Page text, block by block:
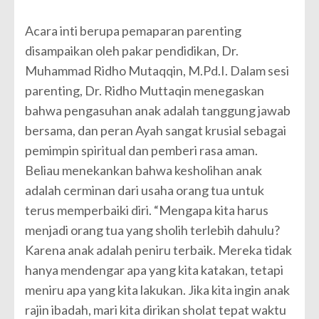
Acara inti berupa pemaparan parenting
disampaikan oleh pakar pendidikan, Dr.
Muhammad Ridho Mutaqqin, M.Pd.I. Dalam sesi
parenting, Dr. Ridho Muttaqin menegaskan
bahwa pengasuhan anak adalah tanggung jawab
bersama, dan peran Ayah sangat krusial sebagai
pemimpin spiritual dan pemberi rasa aman.
Beliau menekankan bahwa kesholihan anak
adalah cerminan dari usaha orang tua untuk
terus memperbaiki diri. “Mengapa kita harus
menjadi orang tua yang sholih terlebih dahulu?
Karena anak adalah peniru terbaik. Mereka tidak
hanya mendengar apa yang kita katakan, tetapi
meniru apa yang kita lakukan. Jika kita ingin anak
rajin ibadah, mari kita dirikan sholat tepat waktu